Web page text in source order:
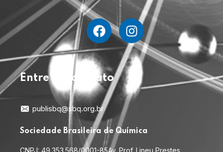
Entre em contato
publisbq@sbq.org.br
Sociedade Brasileira de Química